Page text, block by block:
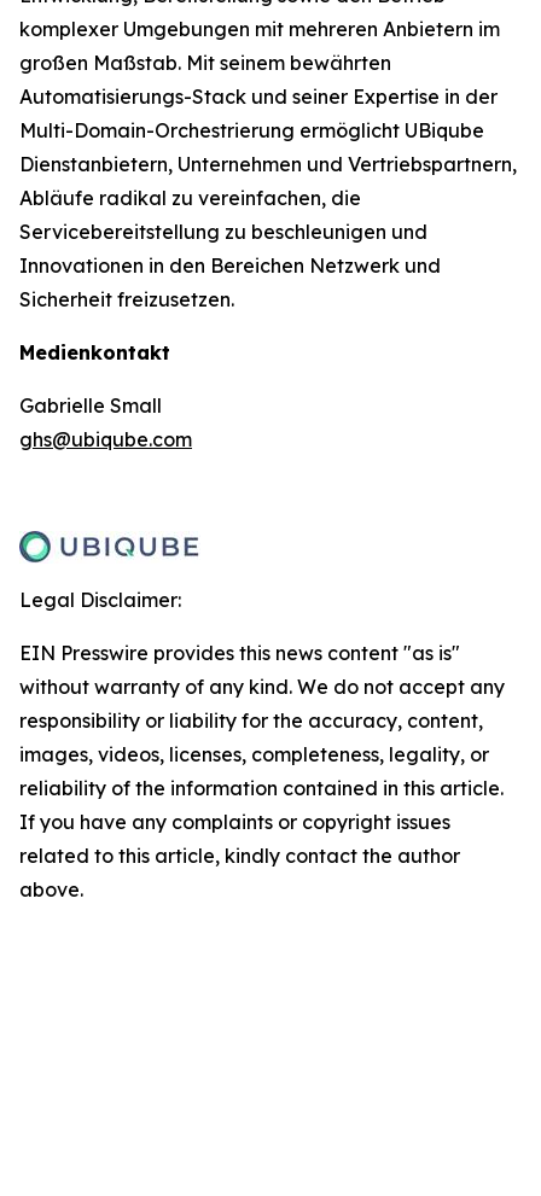
komplexer Umgebungen mit mehreren Anbietern im
großen Maßstab. Mit seinem bewährten
Automatisierungs-Stack und seiner Expertise in der
Multi-Domain-Orchestrierung ermöglicht UBiqube
Dienstanbietern, Unternehmen und Vertriebspartnern,
Abläufe radikal zu vereinfachen, die
Servicebereitstellung zu beschleunigen und
Innovationen in den Bereichen Netzwerk und
Sicherheit freizusetzen.
Medienkontakt
Gabrielle Small
ghs@ubiqube.com
Legal Disclaimer:
EIN Presswire provides this news content "as is"
without warranty of any kind. We do not accept any
responsibility or liability for the accuracy, content,
images, videos, licenses, completeness, legality, or
reliability of the information contained in this article.
If you have any complaints or copyright issues
related to this article, kindly contact the author
above.